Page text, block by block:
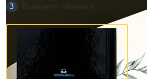
3 Выберите обложку